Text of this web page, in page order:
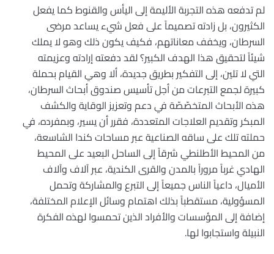
لم تدفعه هذه التجربة الأليمة إلى اليأس والقنوط كما يفعل
الكثيرون، بل زادته تصميماً على فعل شيء يساعد مرضى
السرطان، ويخفف معاناتهم، فكيف يكون ذلك وهو لا يملك
شيئاً لتحقيق هذا الهدف الكبير؟ لقد دفعته إرادته وعزيمته
التي لا تلين، إلى التفكير بطريق جديدة، ألا وهي القيام بحملة
كبيرة لجمع التبرعات من أجل تأسيس صندوق أبحاث السرطان،
هذه الأبحاث المتخصّصّة في دعم وتعزيز الوقاية والكشف
المبكر وتقديم العلاجات المتعددة، فقرر أن يسير، وبمفرده، في
حملته تلك على ساقه الصناعية عبر مساحات كندا الشاسعة،
من المحيط الأطلنطي شرقاً إلى الساحل البعيد على المحيط
الهادي غرباً مروراً بالمدن والقرى الكندية، عبر آلاف وآلاف
الأميال، داعياً الناس جميعاً إلى التبرع والمشاركة وتحمل
المسؤولية، مستقطباً بذلك اهتمام وسائل الإعلام المختلفة،
إضافة إلى المؤسسات والأفراد الذين تحمسوا لهذه الفكرة
النبيلة واستجابوا لها.